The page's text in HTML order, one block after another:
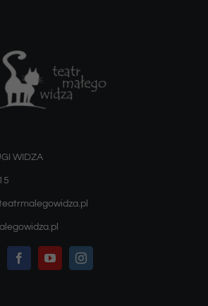
WIDZA